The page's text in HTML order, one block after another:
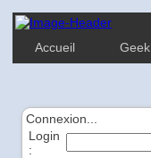
Accueil Geek
Connexion...
Login
: